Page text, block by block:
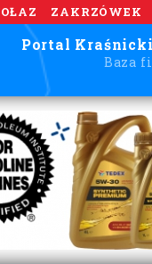
ZAKRZÓWEK
Portal
Baza